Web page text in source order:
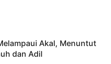
Akal, Menuntut
dan Adil